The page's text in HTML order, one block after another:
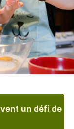
un défi de